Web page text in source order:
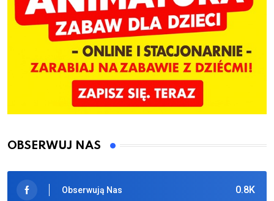
OBSERWUJ NAS
0.8K
Obserwują Nas